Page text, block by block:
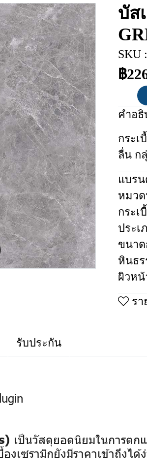
บัส
SKU
฿
คำอ
กระเ
ลื่น ก
แบรน
หมว
กระเ
ประเ
ขนาด
หินธร
ผิวห
รา
รับประกัน
เป็นวัสดุยอดนิยมในการต
เซรามิกยังมีราคาเข้าถึงไ